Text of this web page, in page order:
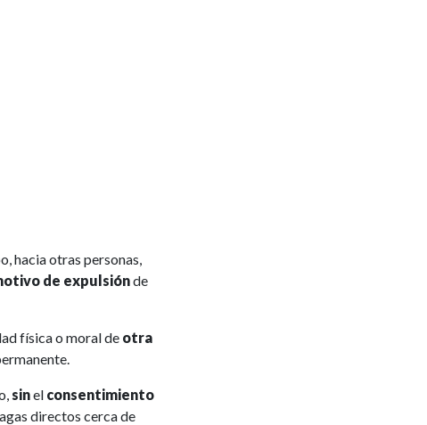
hacia otras personas,
de expulsiónde
física o moral de otra
sinel consentimiento
directos cerca de